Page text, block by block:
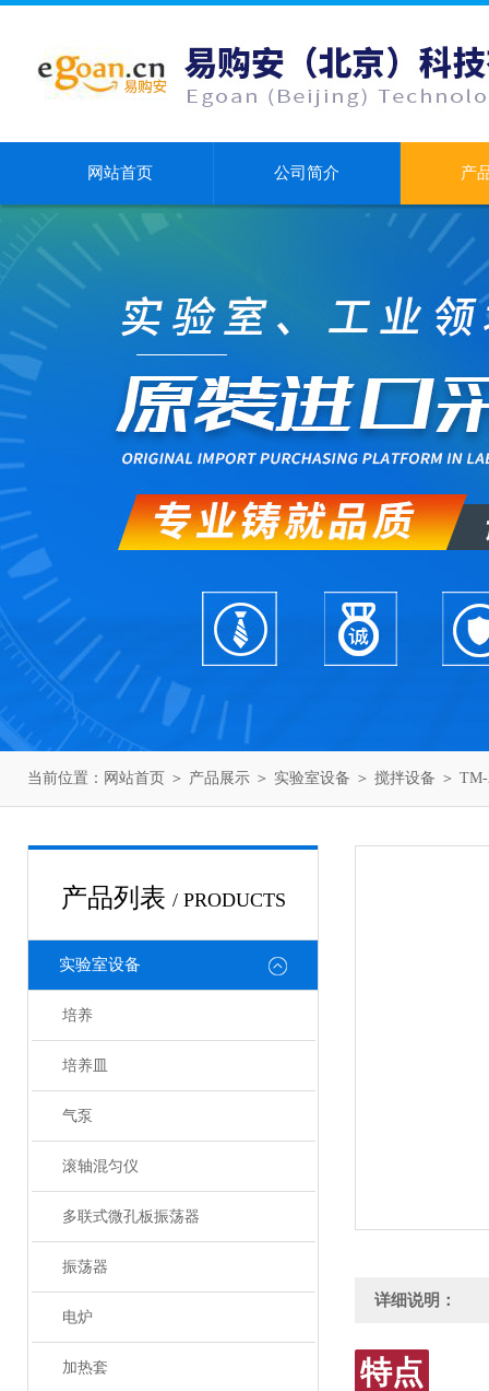
网站首页 公司简介 产
当前位置： 网站首页 ＞ 产品展示 ＞ 实验室设备 ＞ 搅拌设备 ＞
产品列表 / PRODUCTS
实验室设备
培养
培养皿
气泵
滚轴混匀仪
多联式微孔板振荡器
振荡器
电炉
加热套
详细说明：
特点